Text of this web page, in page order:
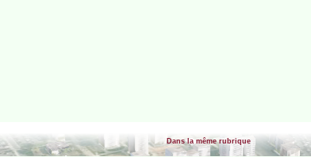
Dans la même rubrique